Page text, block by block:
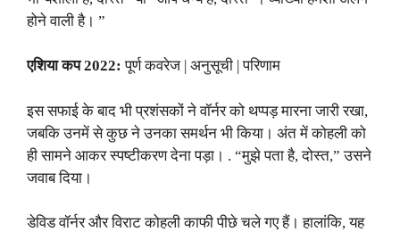
होने वाली है। ”
एशिया कप 2022:पूर्ण कवरेज | अनुसूची | परिणाम
इस सफाई के बाद भी प्रशंसकों ने वॉर्नर को थप्पड़ मारना जारी रखा,
जबकि उनमें से कुछ ने उनका समर्थन भी किया। अंत में कोहली को
ही सामने आकर स्पष्टीकरण देना पड़ा। . “मुझे पता है, दोस्त,” उसने
जवाब दिया।
डेविड वॉर्नर और विराट कोहली काफी पीछे चले गए हैं। हालांकि, यह